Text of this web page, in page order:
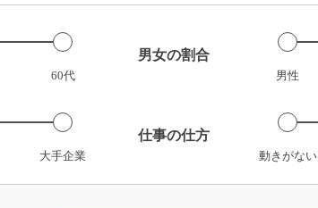
60代
男女の割合
男性
大手企業
仕事の仕方
動きがない